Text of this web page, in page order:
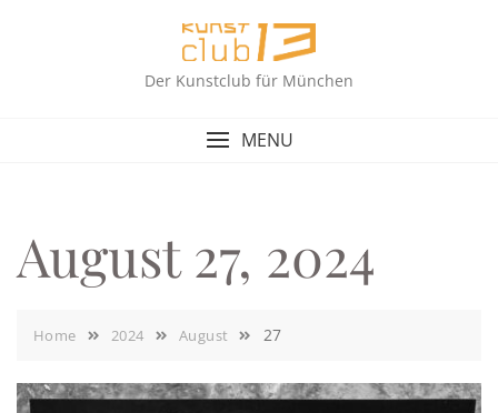
Der Kunstclub für München
MENU
August 27, 2024
Home 2024 August 27